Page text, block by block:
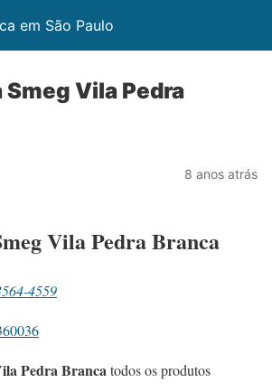
em São Paulo
Vila Pedra
8 anos atrás
Vila Pedra Branca
4559
Pedra Brancatodos os produtos